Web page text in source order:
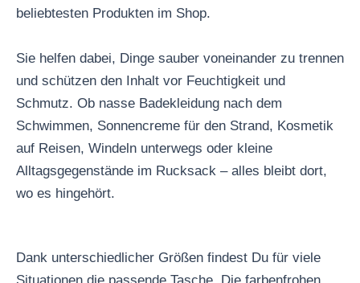
beliebtesten Produkten im Shop.
Sie helfen dabei, Dinge sauber voneinander zu trennen
und schützen den Inhalt vor Feuchtigkeit und
Schmutz. Ob nasse Badekleidung nach dem
Schwimmen, Sonnencreme für den Strand, Kosmetik
auf Reisen, Windeln unterwegs oder kleine
Alltagsgegenstände im Rucksack – alles bleibt dort,
wo es hingehört.
Dank unterschiedlicher Größen findest Du für viele